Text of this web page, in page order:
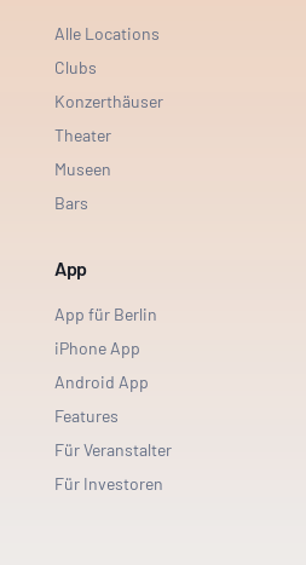
Alle Locations
Clubs
Konzerthäuser
Theater
Museen
Bars
App
App für Berlin
iPhone App
Android App
Features
Für Veranstalter
Für Investoren